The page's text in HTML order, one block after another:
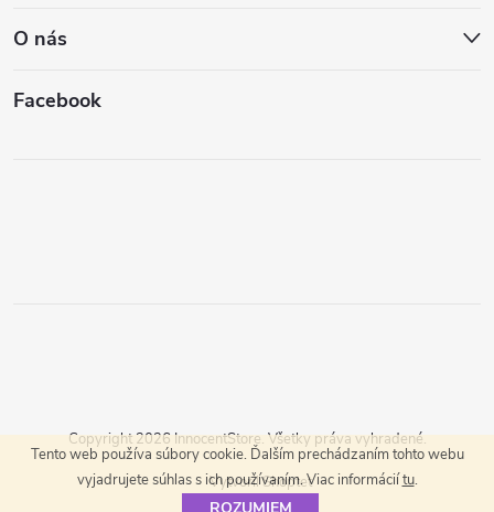
Tento web používa súbory cookie. Ďalším prechádzaním tohto webu
vyjadrujete súhlas s ich používaním. Viac informáciítu.
ROZUMIEM
O nás
Facebook
Vytvoril Shoptet
Copyright 2026 InnocentStore. Všetky práva vyhradené.